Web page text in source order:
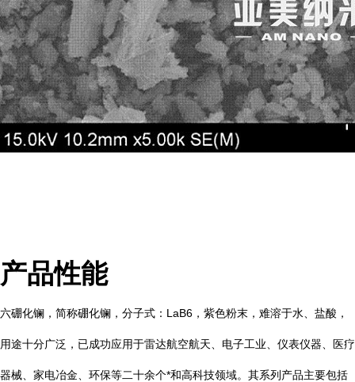
产品性能
六硼化镧，简称硼化镧，分子式：LaB6，紫色粉末，难溶于水、盐酸，
用途十分广泛，已成功应用于雷达航空航天、电子工业、仪表仪器、医疗
器械、家电冶金、环保等二十余个*和高科技领域。其系列产品主要包括